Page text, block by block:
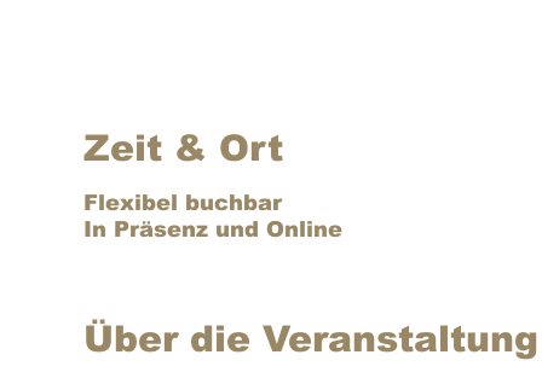
Zeit & Ort
Flexibel buchbar
In Präsenz und Online
Über die Veranstaltung